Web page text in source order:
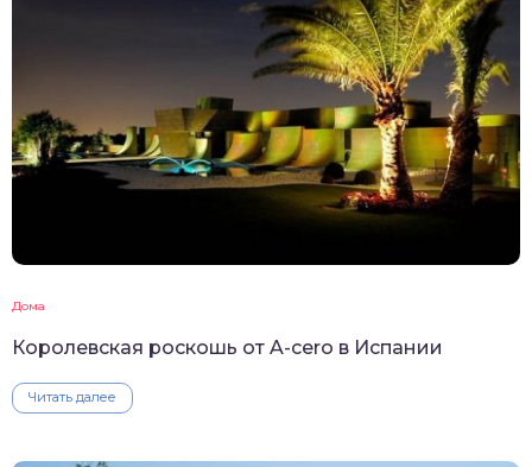
Дома
Королевская роскошь от A-cero в Испании
Читать далее